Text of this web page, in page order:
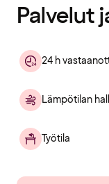
Palvelut
24 h
Lämpötilan
Työtila